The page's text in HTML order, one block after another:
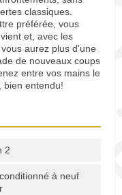
classiques.
préférée, vous
et, avec les
aurez plus d'une
de nouveaux coups
entre vos mains le
bien entendu!
2
à neuf